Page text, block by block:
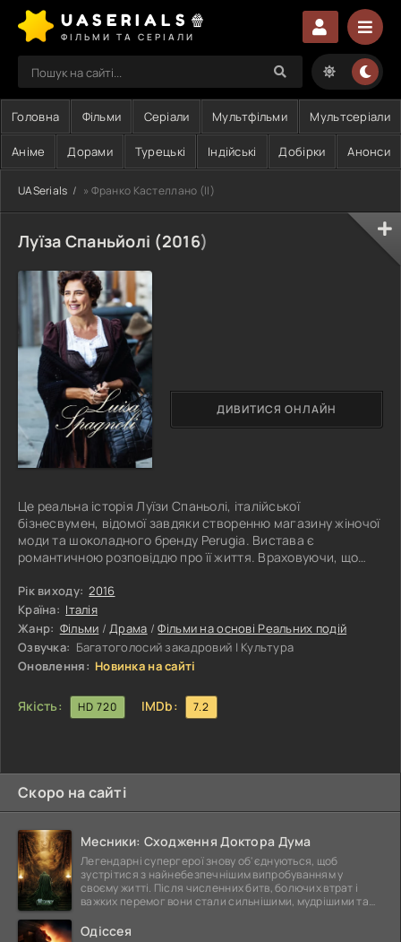
UASERIALS🍿
ФІЛЬМИ ТА СЕРІАЛИ
Головна Фільми Серіали Мультфільми Мультсеріали
Аніме Дорами Турецькі Індійські Добірки Анонси
UASerials » Франко Кастеллано (II)
Луїза Спаньйолі (2016)
Це реальна історія Луїзи Спаньолі, італійської
бізнесвумен, відомої завдяки створенню магазину жіночої
моди та шоколадного бренду Perugia. Вистава є
романтичною розповіддю про її життя. Враховуючи, що
людини, яка значно випередила свій час.
Рік виходу: 2016
Країна: Італія
Жанр: Фільми /Драма /Фільми на основі Реальних подій
Озвучка: Багатоголосий закадровий | Культура
Оновлення: Новинка на сайті
Якість: HD 720 IMDb: 7.2
ДИВИТИСЯ ОНЛАЙН
Скоро на сайті
Месники: Сходження Доктора Дума
Легендарні супергерої знову об'єднуються, щоб
зустрітися з найнебезпечнішим випробуванням у
своєму житті. Після численних битв, болючих втрат і
важких перемог вони стали сильнішими, мудрішими та
Одіссея